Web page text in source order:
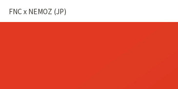
FNC x NEMOZ (JP)